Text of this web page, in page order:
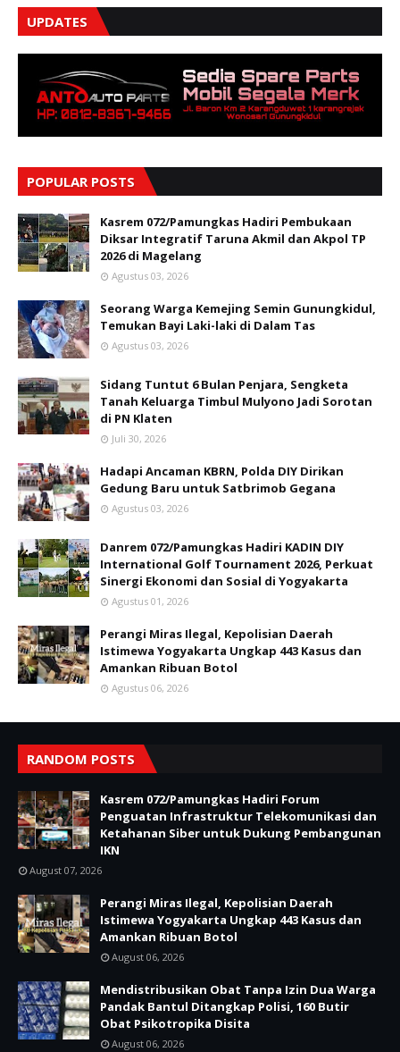
UPDATES
POPULAR POSTS
Kasrem 072/Pamungkas Hadiri Pembukaan
Diksar Integratif Taruna Akmil dan Akpol TP
2026 di Magelang
Agustus 03, 2026
Seorang Warga Kemejing Semin Gunungkidul,
Temukan Bayi Laki-laki di Dalam Tas
Agustus 03, 2026
Sidang Tuntut 6 Bulan Penjara, Sengketa
Tanah Keluarga Timbul Mulyono Jadi Sorotan
di PN Klaten
Juli 30, 2026
Hadapi Ancaman KBRN, Polda DIY Dirikan
Gedung Baru untuk Satbrimob Gegana
Agustus 03, 2026
Danrem 072/Pamungkas Hadiri KADIN DIY
International Golf Tournament 2026, Perkuat
Sinergi Ekonomi dan Sosial di Yogyakarta
Agustus 01, 2026
Perangi Miras Ilegal, Kepolisian Daerah
Istimewa Yogyakarta Ungkap 443 Kasus dan
Amankan Ribuan Botol
Agustus 06, 2026
RANDOM POSTS
Kasrem 072/Pamungkas Hadiri Forum
Penguatan Infrastruktur Telekomunikasi dan
Ketahanan Siber untuk Dukung Pembangunan
IKN
August 07, 2026
Perangi Miras Ilegal, Kepolisian Daerah
Istimewa Yogyakarta Ungkap 443 Kasus dan
Amankan Ribuan Botol
August 06, 2026
Mendistribusikan Obat Tanpa Izin Dua Warga
Pandak Bantul Ditangkap Polisi, 160 Butir
Obat Psikotropika Disita
August 06, 2026